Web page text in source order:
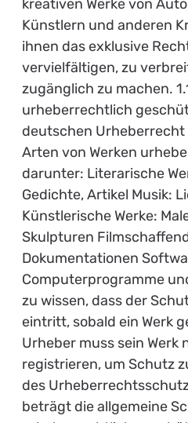
kreativen Werke von
Künstlern und anderen
ihnen das exklusive
vervielfältigen, zu
zugänglich zu machen.
urheberrechtlich
deutschen
Arten von Werken
darunter: Literarische
Gedichte, Artikel Musik:
Künstlerische Werke:
Skulpturen
Dokumentationen
Computerprogramme
zu wissen, dass der
eintritt, sobald ein Werk
Urheber muss sein Werk
registrieren, um Schutz
des
beträgt die allgemeine